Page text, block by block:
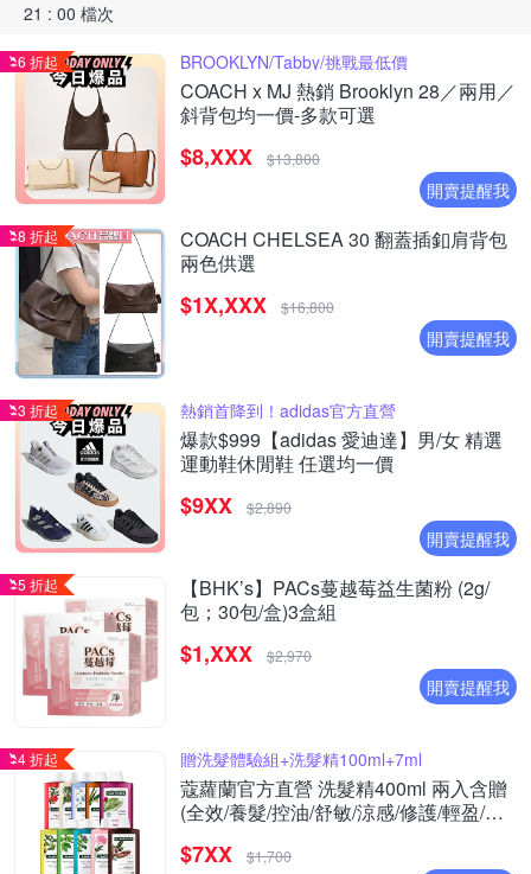
21 : 00 檔次
6 折起 BROOKLYN/Tabby/挑戰最低價
COACH x MJ 熱銷 Brooklyn 28／兩用／
斜背包均一價-多款可選
$8,XXX $13,800
開賣提醒我
8 折起
COACH CHELSEA 30 翻蓋插釦肩背包
兩色供選
$1X,XXX $16,800
開賣提醒我
3 折起 熱銷首降到！adidas官方直營
爆款$999【adidas 愛迪達】男/女 精選
運動鞋休閒鞋 任選均一價
$9XX $2,890
開賣提醒我
5 折起
【BHK’s】PACs蔓越莓益生菌粉 (2g/
包；30包/盒)3盒組
$1,XXX $2,970
開賣提醒我
4 折起 贈洗髮體驗組+洗髮精100ml+7ml
蔻蘿蘭官方直營 洗髮精400ml 兩入含贈
(全效/養髮/控油/舒敏/涼感/修護/輕盈/護
$7XX $1,700